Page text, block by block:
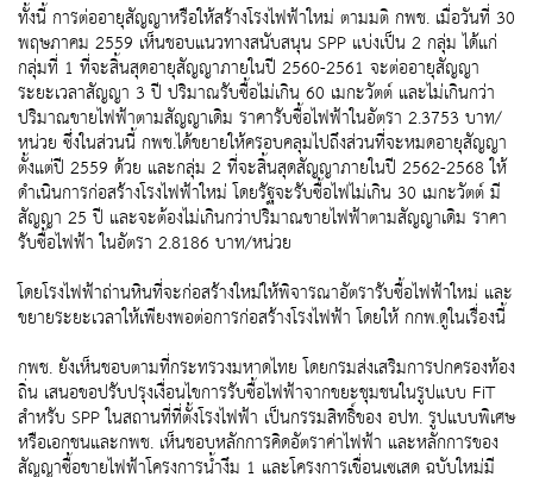
ทั้งนี้ การต่ออายุสัญญาหรือให้สร้างโรงไฟฟ้าใหม่ ตามมติ กพช. เมื่อวันที่ 30
พฤษภาคม 2559 เห็นชอบแนวทางสนับสนุน SPP แบ่งเป็น 2 กลุ่ม ได้แก่
กลุ่มที่ 1 ที่จะสิ้นสุดอายุสัญญาภายในปี 2560-2561 จะต่ออายุสัญญา
ระยะเวลาสัญญา 3 ปี ปริมาณรับซื้อไม่เกิน 60 เมกะวัตต์ และไม่เกินกว่า
ปริมาณขายไฟฟ้าตามสัญญาเดิม ราคารับซื้อไฟฟ้าในอัตรา 2.3753 บาท/
หน่วย ซึ่งในส่วนนี้ กพช.ได้ขยายให้ครอบคลุมไปถึงส่วนที่จะหมดอายุสัญญา
ตั้งแต่ปี 2559 ด้วย และกลุ่ม 2 ที่จะสิ้นสุดสัญญาภายในปี 2562-2568 ให้
ดำเนินการก่อสร้างโรงไฟฟ้าใหม่ โดยรัฐจะรับซื้อไฟไม่เกิน 30 เมกะวัตต์ มี
สัญญา 25 ปี และจะต้องไม่เกินกว่าปริมาณขายไฟฟ้าตามสัญญาเดิม ราคา
รับซื้อไฟฟ้า ในอัตรา 2.8186 บาท/หน่วย
โดยโรงไฟฟ้าถ่านหินที่จะก่อสร้างใหม่ให้พิจารณาอัตรารับซื้อไฟฟ้าใหม่ และ
ขยายระยะเวลาให้เพียงพอต่อการก่อสร้างโรงไฟฟ้า โดยให้ กกพ.ดูในเรื่องนี้
กพช. ยังเห็นชอบตามที่กระทรวงมหาดไทย โดยกรมส่งเสริมการปกครองท้อง
ถิ่น เสนอขอปรับปรุงเงื่อนไขการรับซื้อไฟฟ้าจากขยะชุมชนในรูปแบบ FiT
สำหรับ SPP ในสถานที่ที่ตั้งโรงไฟฟ้า เป็นกรรมสิทธิ์ของ อปท. รูปแบบพิเศษ
หรือเอกชนและกพช. เห็นชอบหลักการคิดอัตราค่าไฟฟ้า และหลักการของ
สัญญาซื้อขายไฟฟ้าโครงการน้ำงึม 1 และโครงการเขื่อนเซเสด ฉบับใหม่มี